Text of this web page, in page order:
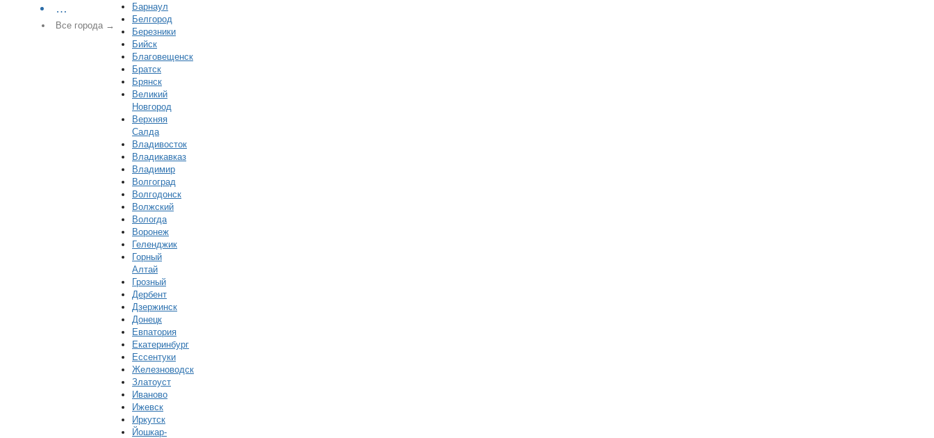
…
Все города →
Барнаул
Белгород
Березники
Бийск
Благовещенск
Братск
Брянск
Великий
Новгород
Верхняя
Салда
Владивосток
Владикавказ
Владимир
Волгоград
Волгодонск
Волжский
Вологда
Воронеж
Геленджик
Горный
Алтай
Грозный
Дербент
Дзержинск
Донецк
Евпатория
Екатеринбург
Ессентуки
Железноводск
Златоуст
Иваново
Ижевск
Иркутск
Йошкар-